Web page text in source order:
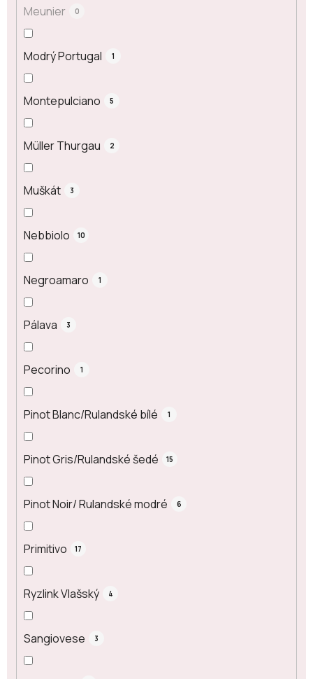
Meunier 0
Modrý Portugal 1
Montepulciano 5
Müller Thurgau 2
Muškát 3
Nebbiolo 10
Negroamaro 1
Pálava 3
Pecorino 1
Pinot Blanc/Rulandské bílé 1
Pinot Gris/Rulandské šedé 15
Pinot Noir/ Rulandské modré 6
Primitivo 17
Ryzlink Vlašský 4
Sangiovese 3